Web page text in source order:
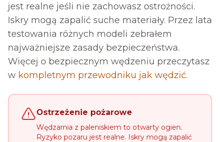
jest realne jeśli nie zachowasz ostrożności.
Iskry mogą zapalić suche materiały. Przez lata
testowania różnych modeli zebrałem
najważniejsze zasady bezpieczeństwa.
Więcej o bezpiecznym wędzeniu przeczytasz
w kompletnym przewodniku jak wędzić.
Ostrzeżenie pożarowe
Wędzarnia z paleniskiem to otwarty ogien.
Ryzyko pozaru jest realne. Iskry mogą zapalić